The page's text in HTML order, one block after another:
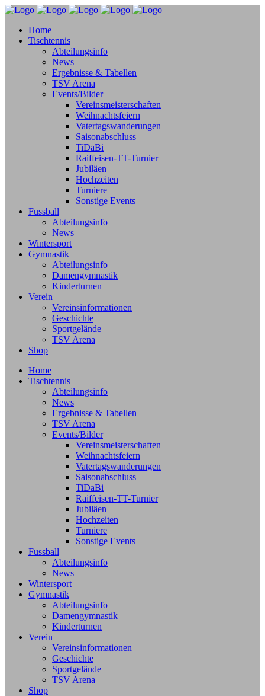
Home
Tischtennis
Abteilungsinfo
News
Ergebnisse & Tabellen
TSV Arena
Events/Bilder
Vereinsmeisterschaften
Weihnachtsfeiern
Vatertagswanderungen
Saisonabschluss
TiDaBi
Raiffeisen-TT-Turnier
Jubiläen
Hochzeiten
Turniere
Sonstige Events
Fussball
Abteilungsinfo
News
Wintersport
Gymnastik
Abteilungsinfo
Damengymnastik
Kinderturnen
Verein
Vereinsinformationen
Geschichte
Sportgelände
TSV Arena
Shop
Home
Tischtennis
Abteilungsinfo
News
Ergebnisse & Tabellen
TSV Arena
Events/Bilder
Vereinsmeisterschaften
Weihnachtsfeiern
Vatertagswanderungen
Saisonabschluss
TiDaBi
Raiffeisen-TT-Turnier
Jubiläen
Hochzeiten
Turniere
Sonstige Events
Fussball
Abteilungsinfo
News
Wintersport
Gymnastik
Abteilungsinfo
Damengymnastik
Kinderturnen
Verein
Vereinsinformationen
Geschichte
Sportgelände
TSV Arena
Shop